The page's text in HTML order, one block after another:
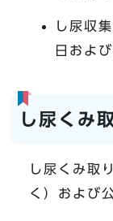
し尿収
日およ
し尿くみ
し尿くみ取
く）および